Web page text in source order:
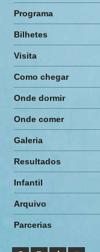
Programa
Bilhetes
Visita
Como chegar
Onde dormir
Onde comer
Galeria
Resultados
Infantil
Arquivo
Parcerias